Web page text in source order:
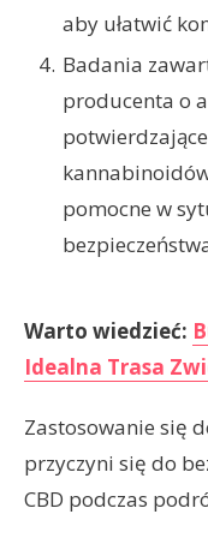
aby ułatwić
Badania
producenta o
pomocne w
Warto wiedzieć:
Idealna Trasa
Zastosowanie się
przyczyni się do
CBD podczas